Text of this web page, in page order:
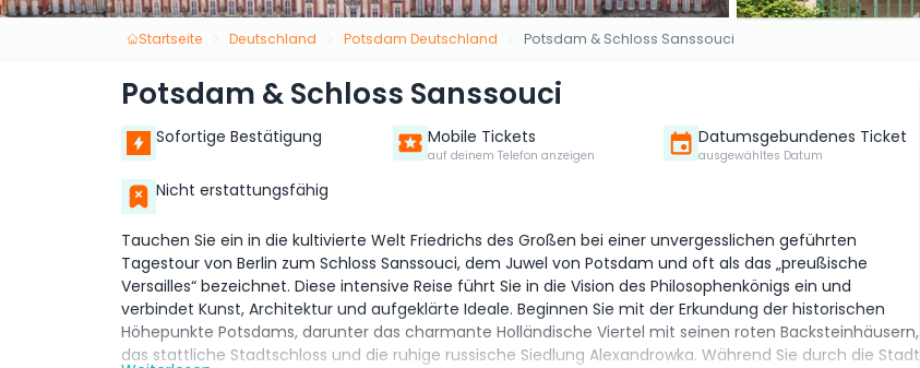
Startseite Deutschland Potsdam Deutschland Potsdam & Schloss Sanssouci
Potsdam & Schloss Sanssouci
Sofortige Bestätigung Mobile Tickets
auf deinem Telefon anzeigen
Datumsgebundenes Ticket
ausgewähltes Datum
Nicht erstattungsfähig
Tauchen Sie ein in die kultivierte Welt Friedrichs des Großen bei einer unvergesslichen geführten
Tagestour von Berlin zum Schloss Sanssouci, dem Juwel von Potsdam und oft als das „preußische
Versailles“ bezeichnet. Diese intensive Reise führt Sie in die Vision des Philosophenkönigs ein und
verbindet Kunst, Architektur und aufgeklärte Ideale. Beginnen Sie mit der Erkundung der historischen
Höhepunkte Potsdams, darunter das charmante Holländische Viertel mit seinen roten Backsteinhäusern,
das stattliche Stadtschloss und die ruhige russische Siedlung Alexandrowka. Während Sie durch die Stadt